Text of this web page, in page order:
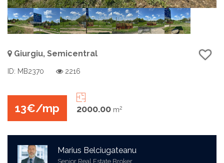
Giurgiu, Semicentral
ID: MB2370 2216
13€/mp 2000.00 m2
Marius Belciugateanu
Senior Real Estate Broker